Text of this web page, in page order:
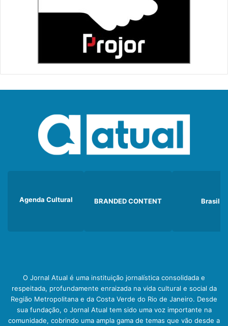
Agenda Cultural BRANDED CONTENT Brasil
O Jornal Atual é uma instituição jornalística consolidada e
respeitada, profundamente enraizada na vida cultural e social da
Região Metropolitana e da Costa Verde do Rio de Janeiro. Desde
sua fundação, o Jornal Atual tem sido uma voz importante na
comunidade, cobrindo uma ampla gama de temas que vão desde a